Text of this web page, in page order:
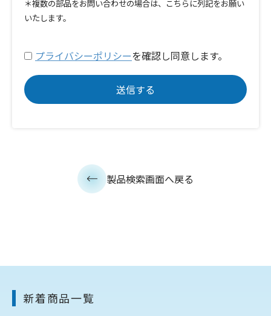
＊複数の部品をお問い合わせの場合は、こちらに列記をお願い
いたします。
プライバシーポリシーを確認し同意します。
製品検索画面へ戻る
新着商品一覧